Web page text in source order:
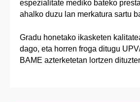
espezialitate mediko bateko
ahalko duzu lan merkatura sartu
Gradu honetako ikasketen
dago, eta horren froga ditugu
BAME azterketetan lortzen